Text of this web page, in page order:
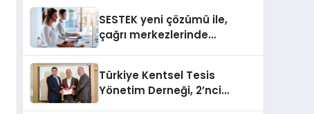
SESTEK yeni çözümü ile,
çağrı merkezlerinde
Türkiye Kentsel Tesis
Yönetim Derneği, 2’nci